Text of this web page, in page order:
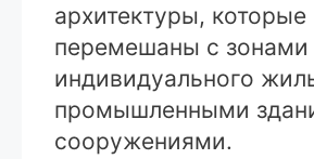
архитектуры, которые
перемешаны с зонами
индивидуального
промышленными
сооружениями.